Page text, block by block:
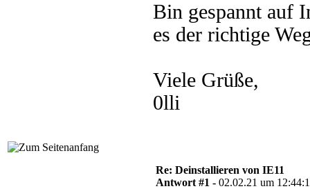
Bin gespannt auf
es der richtige
Viele Grüße,
0lli
Re: Deinstallieren von IE11
Antwort #1 - 02.02.21 um